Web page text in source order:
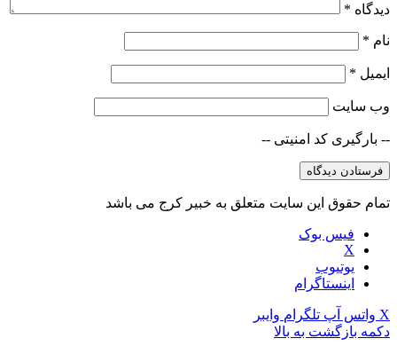
دیدگاه *
نام *
ایمیل *
وب‌ سایت
-- بارگیری کد امنیتی --
تمام حقوق این سایت متعلق به خبیر کرج می باشد
فیس بوک
X
یوتیوب
اینستاگرام
X واتس آپ تلگرام وایبر
دکمه بازگشت به بالا